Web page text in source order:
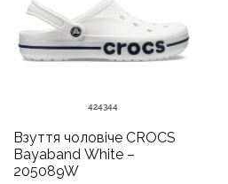
424344
Взуття чоловіче CROCS
Bayaband White –
205089W